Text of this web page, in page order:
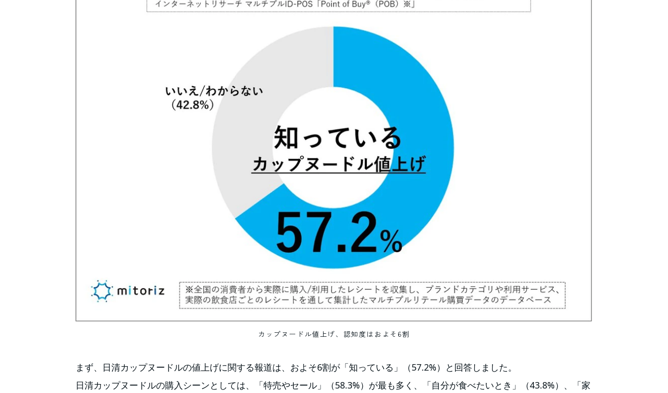
カップヌードル値上げ、認知度はおよそ6割
まず、日清カップヌードルの値上げに関する報道は、およそ6割が「知っている」（57.2%）と回答しました。
日清カップヌードルの購入シーンとしては、「特売やセール」（58.3%）が最も多く、「自分が食べたいとき」（43.8%）、「家